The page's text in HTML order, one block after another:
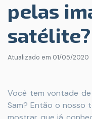
pelas
satélite?
Atualizado em 01/05/2020
Você tem vontade
Sam? Então o nosso